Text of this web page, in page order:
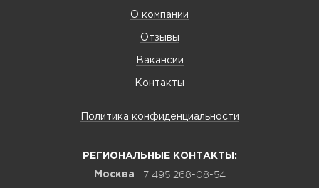
О компании
Отзывы
Вакансии
Контакты
Политика конфиденциальности
РЕГИОНАЛЬНЫЕ КОНТАКТЫ:
Москва +7 495 268-08-54